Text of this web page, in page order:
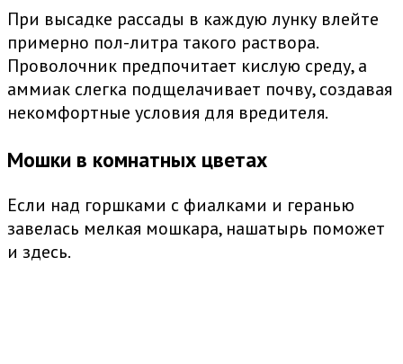
При высадке рассады в каждую лунку влейте
примерно пол-литра такого раствора.
Проволочник предпочитает кислую среду, а
аммиак слегка подщелачивает почву, создавая
некомфортные условия для вредителя.
Мошки в комнатных цветах
Если над горшками с фиалками и геранью
завелась мелкая мошкара, нашатырь поможет
и здесь.